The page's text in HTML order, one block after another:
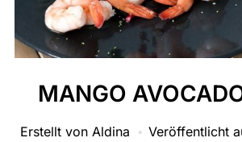
MANGO
Erstellt von Aldina Veröffentlicht